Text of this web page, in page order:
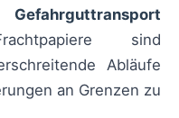
Gefahrguttransport
sind
Abläufe
an Grenzen zu